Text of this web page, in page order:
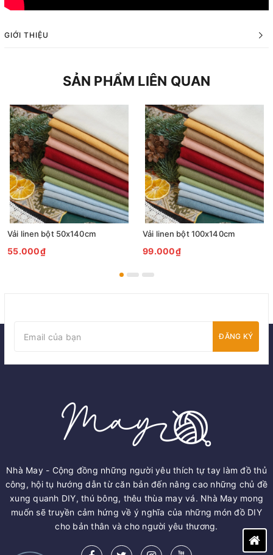
GIỚI THIỆU
SẢN PHẨM LIÊN QUAN
Vải linen bột 50x140cm
55.000₫
Vải linen bột 100x140cm
99.000₫
ĐĂNG KÝ
Nhà May - Cộng đồng những người yêu thích tự tay làm đồ thủ
công, hội tụ hướng dẫn từ căn bản đến nâng cao những chủ đề
xung quanh DIY, thú bông, thêu thùa may vá. Nhà May mong
muốn sẽ truyền cảm hứng về ý nghĩa của những món đồ DIY
cho bản thân và cho người yêu thương.